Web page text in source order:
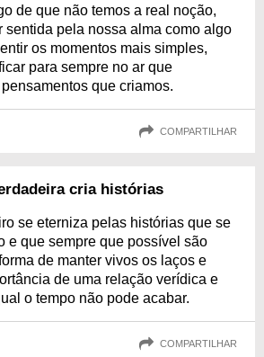
de que não temos a real noção,
sentida pela nossa alma como algo
os momentos mais simples,
para sempre no ar que
que criamos.
COMPARTILHAR
cria histórias
se eterniza pelas histórias que se
e que sempre que possível são
de manter vivos os laços e
de uma relação verídica e
o tempo não pode acabar.
COMPARTILHAR